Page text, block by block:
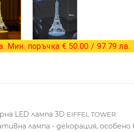
Мин. поръчка € 50.00 / 97.79 лв.
LED лампа 3D EIFFEL TOWER
лампа - декорация, особено